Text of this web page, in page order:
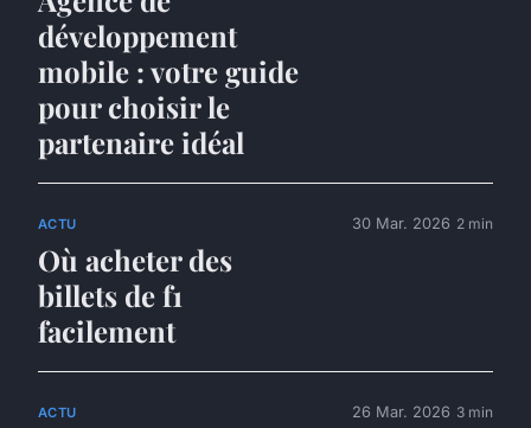
développement
mobile : votre guide
pour choisir le
partenaire idéal
ACTU
Où acheter des
billets de f1
facilement
30 Mar. 2026 2 min
ACTU 26 Mar. 2026 3 min